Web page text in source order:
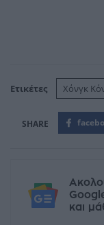
Ετικέτες Χόνγκ
και